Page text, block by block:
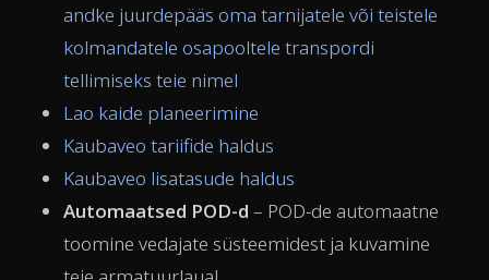
andke juurdepääs oma tarnijatele või teistele
kolmandatele osapooltele transpordi
tellimiseks teie nimel
Lao kaide planeerimine
Kaubaveo tariifide haldus
Kaubaveo lisatasude haldus
Automaatsed POD-d – POD-de automaatne
toomine vedajate süsteemidest ja kuvamine